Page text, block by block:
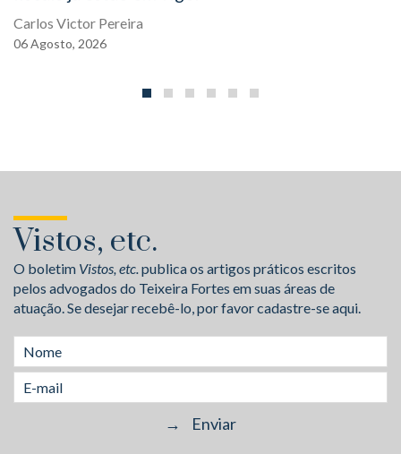
Carlos Victor Pereira
06Agosto, 2026
Vistos, etc.
O boletim Vistos, etc.publica os artigos práticos escritos
pelos advogados do Teixeira Fortes em suas áreas de
atuação. Se desejar recebê-lo, por favor cadastre-se aqui.